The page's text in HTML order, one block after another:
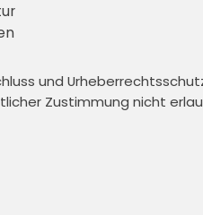
und
Zustimmung nicht